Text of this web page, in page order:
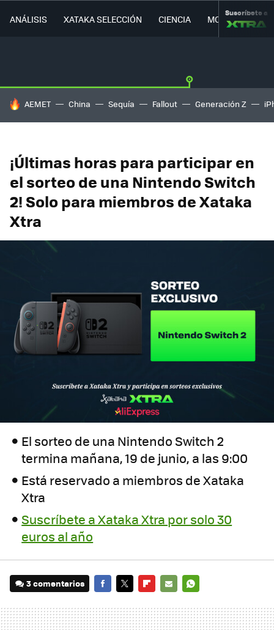
ANÁLISIS XATAKA SELECCIÓN CIENCIA MOVILIDAD
Suscríbete a
HOY SE HABLA DE
AEMET China Sequía Fallout Generación Z
¡Últimas horas para participar en
el sorteo de una Nintendo Switch
2! Solo para miembros de Xataka
Xtra
El sorteo de una Nintendo Switch 2
termina mañana, 19 de junio, a las 9:00
Está reservado a miembros de Xataka
Xtra
Suscríbete a Xataka Xtra por solo 30
euros al año
3 comentarios
MAIL